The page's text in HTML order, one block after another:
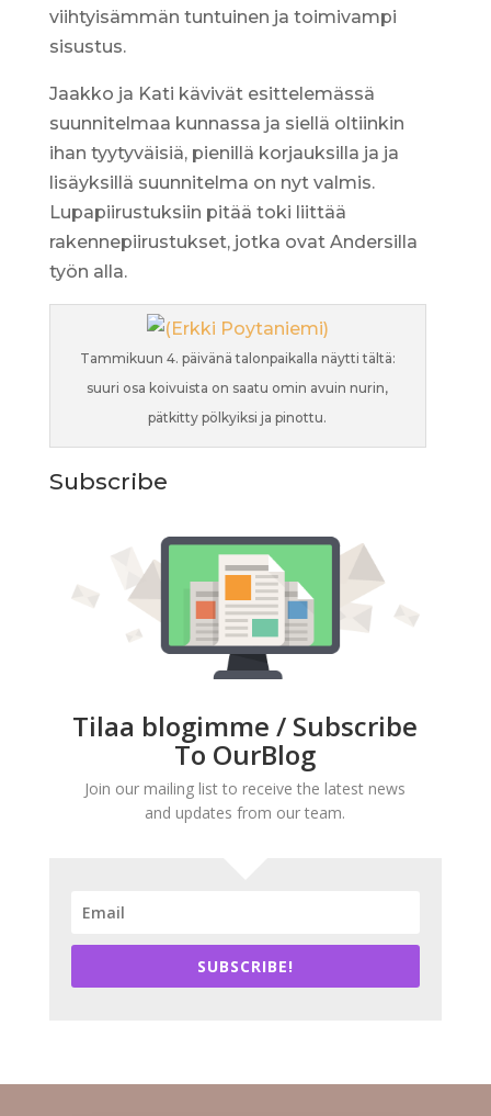
viihtyisämmän tuntuinen ja toimivampi
sisustus.
Jaakko ja Kati kävivät esittelemässä
suunnitelmaa kunnassa ja siellä oltiinkin
ihan tyytyväisiä, pienillä korjauksilla ja ja
lisäyksillä suunnitelma on nyt valmis.
Lupapiirustuksiin pitää toki liittää
rakennepiirustukset, jotka ovat Andersilla
työn alla.
Tammikuun 4. päivänä talonpaikalla näytti tältä:
suuri osa koivuista on saatu omin avuin nurin,
pätkitty pölkyiksi ja pinottu.
Subscribe
Tilaa blogimme / Subscribe
To OurBlog
Join our mailing list to receive the latest news
and updates from our team.
SUBSCRIBE!